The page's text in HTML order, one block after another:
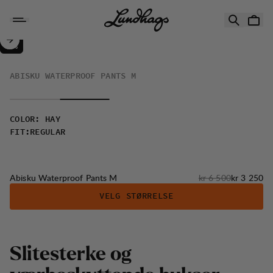
Abisku Waterproof Pants M
SALG :
50%
ABISKU WATERPROOF PANTS M
COLOR :
HAY
FIT: REGULAR
Abisku Waterproof Pants M Originalpris:
kr 6 500Salgspris
kr 3 250
VELG STØRRELSE
Slitesterke og